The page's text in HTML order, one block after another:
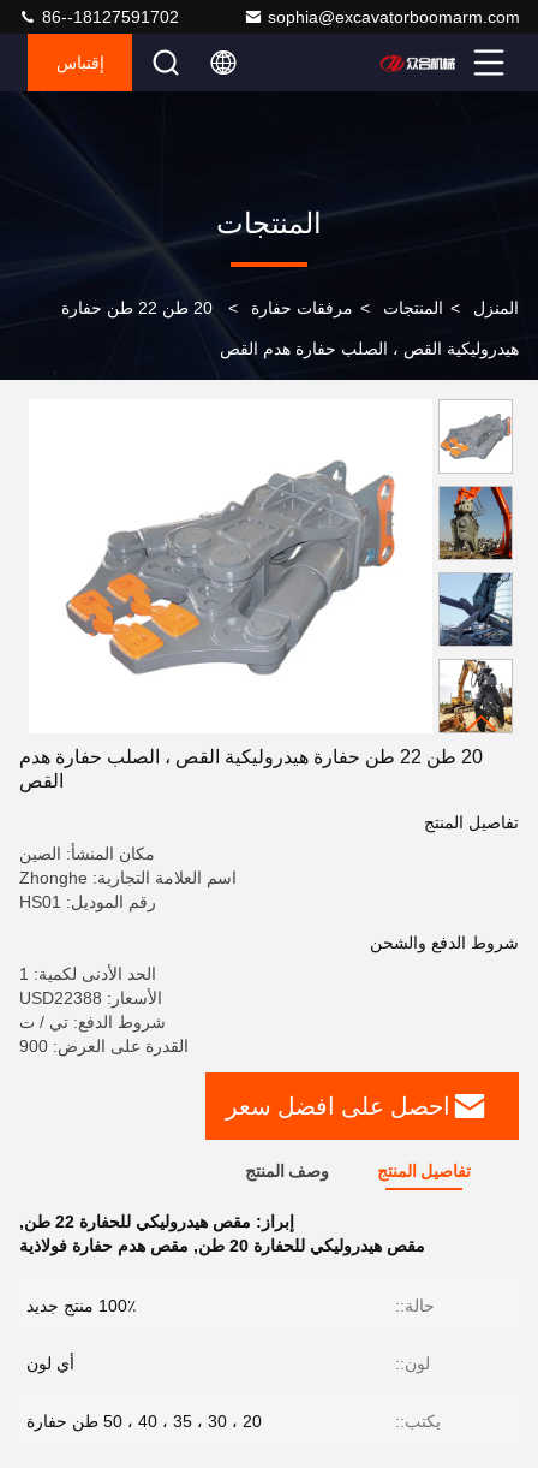
sophia@excavatorboomarm.com
86--18127591702
إقتباس
المنتجات
المنزل > المنتجات > مرفقات حفارة > 20 طن 22 طن حفارة
هيدروليكية القص ، الصلب حفارة هدم القص
20 طن 22 طن حفارة هيدروليكية القص ، الصلب حفارة هدم
القص
تفاصيل المنتج
مكان المنشأ: الصين
اسم العلامة التجارية: Zhonghe
رقم الموديل: HS01
شروط الدفع والشحن
الحد الأدنى لكمية: 1
الأسعار: USD22388
شروط الدفع: تي / ت
القدرة على العرض: 900
احصل على افضل سعر
تفاصيل المنتج وصف المنتج
إبراز: مقص هيدروليكي للحفارة 22 طن
,
مقص هيدروليكي للحفارة 20 طن
, مقص هدم حفارة فولاذية
حالة:: 100٪ منتج جديد
لون:: أي لون
يكتب:: 20 ، 30 ، 35 ، 40 ، 50 طن حفارة